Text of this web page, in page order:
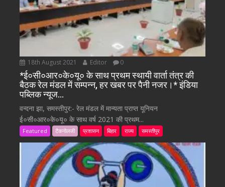
18th August 2021 Editor 0
*ई०सी०आर०के०यू० के साथ प्रथम स्थायी वार्ता तंत्र की
बैठक रेल मंडल में सम्पन्न, हर खबर पर पैनी नजर।* इंडिया
पब्लिक न्यूज…
वन्दना झा, समस्तीपुर:- रेल मंडल में मान्यता प्राप्त यूनियन
ई०सी०आर०के०यू० के साथ वर्ष 2021 की प्रथम...
Featured टैकनोलजी प्रशासन बिहार राज्य समस्तीपुर